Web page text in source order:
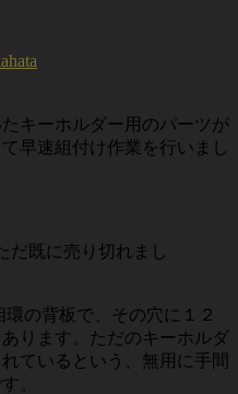
キーホルダー用のパーツが
早速組付け作業を行いまし
だ既に売り切れまし
の背板で、その穴に１２
ります。ただのキーホルダ
ているという、無用に手間
。